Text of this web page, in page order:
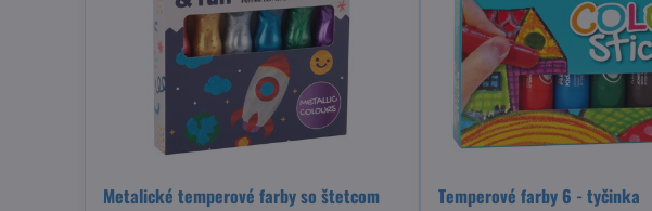
Metalické temperové farby so štetcom Temperové farby 6 - tyčinka